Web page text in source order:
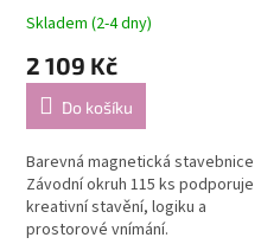
115 ks
Skladem (2-4 dny)
2 109 Kč
Do košíku
Barevná magnetická stavebnice
Závodní okruh 115 ks podporuje
kreativní stavění, logiku a
prostorové vnímání.